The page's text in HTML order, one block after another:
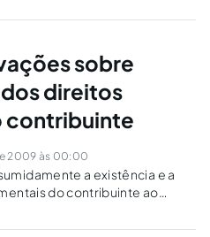
terminado, e mais um
sobre
direitos
contribuinte
2009 às 00:00
a existência e a
do contribuinte ao
se a fiscalização tributária,